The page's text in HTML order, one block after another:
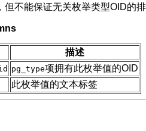
但不能保证无关枚举类型OID的
描述
pg_type项拥有此枚举值的OID
此枚举值的文本标签